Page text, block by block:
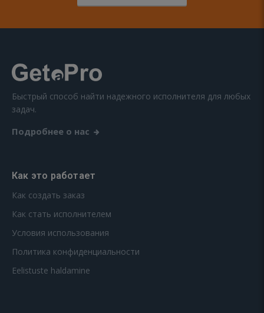
Быстрый способ найти надежного исполнителя для любых
задач.
Подробнее о нас
Как это работает
Как создать заказ
Как стать исполнителем
Условия использования
Политика конфиденциальности
Eelistuste haldamine